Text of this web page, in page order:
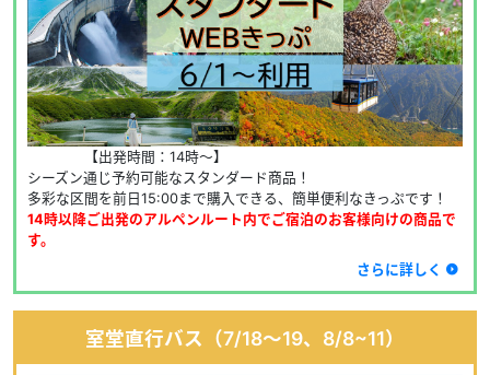
【出発時間：14時～】
シーズン通じ予約可能なスタンダード商品！
多彩な区間を前日15:00まで購入できる、簡単便利なきっぷです！
14時以降ご出発のアルペンルート内でご宿泊のお客様向けの商品で
す。
さらに詳しく
室堂直行バス（7/18～19、8/8~11）